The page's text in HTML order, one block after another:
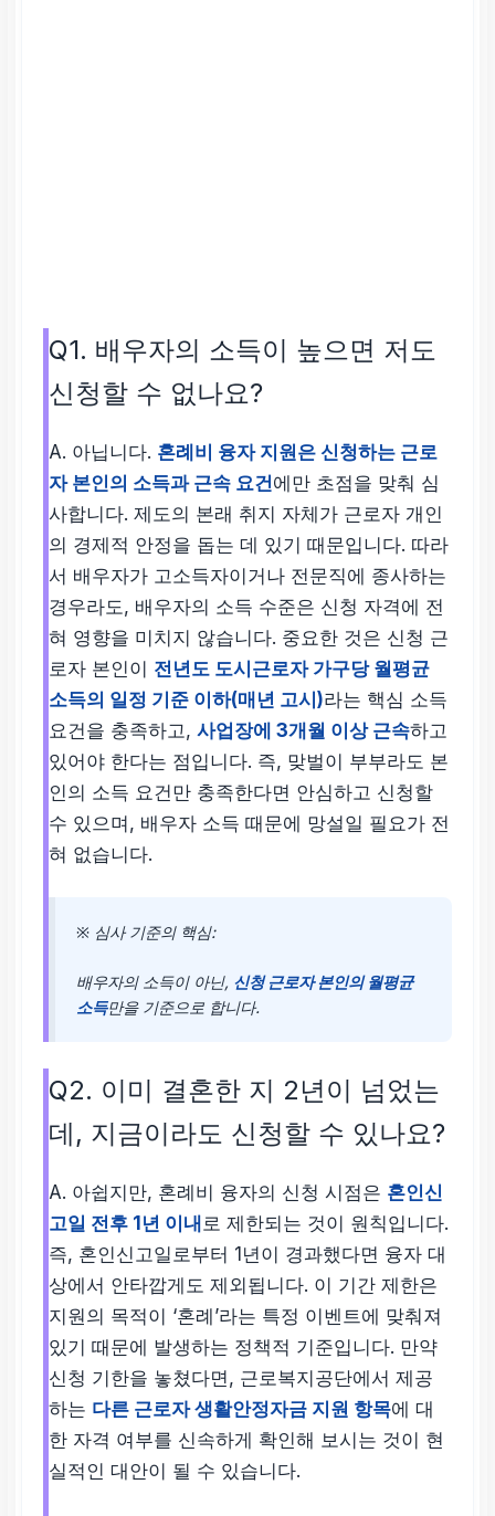
Q1. 배우자의 소득이 높으면 저도
신청할 수 없나요?
A. 아닙니다. 혼례비 융자 지원은 신청하는 근로
자 본인의 소득과 근속 요건에만 초점을 맞춰 심
사합니다. 제도의 본래 취지 자체가 근로자 개인
의 경제적 안정을 돕는 데 있기 때문입니다. 따라
서 배우자가 고소득자이거나 전문직에 종사하는
경우라도, 배우자의 소득 수준은 신청 자격에 전
혀 영향을 미치지 않습니다. 중요한 것은 신청 근
로자 본인이 전년도 도시근로자 가구당 월평균
소득의 일정 기준 이하(매년 고시)라는 핵심 소득
요건을 충족하고,사업장에 3개월 이상 근속하고
있어야 한다는 점입니다. 즉, 맞벌이 부부라도 본
인의 소득 요건만 충족한다면 안심하고 신청할
수 있으며, 배우자 소득 때문에 망설일 필요가 전
혀 없습니다.
※ 심사 기준의 핵심:
배우자의 소득이 아닌, 신청 근로자 본인의 월평균
소득만을 기준으로 합니다.
Q2. 이미 결혼한 지 2년이 넘었는
데, 지금이라도 신청할 수 있나요?
A. 아쉽지만, 혼례비 융자의 신청 시점은 혼인신
고일 전후 1년 이내 로 제한되는 것이 원칙입니다.
즉, 혼인신고일로부터 1년이 경과했다면 융자 대
상에서 안타깝게도 제외됩니다. 이 기간 제한은
지원의 목적이 ‘혼례’라는 특정 이벤트에 맞춰져
있기 때문에 발생하는 정책적 기준입니다. 만약
신청 기한을 놓쳤다면, 근로복지공단에서 제공
하는 다른 근로자 생활안정자금 지원 항목에 대
한 자격 여부를 신속하게 확인해 보시는 것이 현
실적인 대안이 될 수 있습니다.